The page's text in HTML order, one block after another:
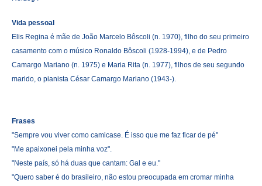
Vida pessoal
Elis Regina é mãe de João Marcelo Bôscoli (n. 1970), filho do seu primeiro
casamento com o músico Ronaldo Bôscoli (1928-1994), e de Pedro
Camargo Mariano (n. 1975) e Maria Rita (n. 1977), filhos de seu segundo
marido, o pianista César Camargo Mariano (1943-).
Frases
"Sempre vou viver como camicase. É isso que me faz ficar de pé"
"Me apaixonei pela minha voz".
"Neste país, só há duas que cantam: Gal e eu."
"Quero saber é do brasileiro, não estou preocupada em cromar minha